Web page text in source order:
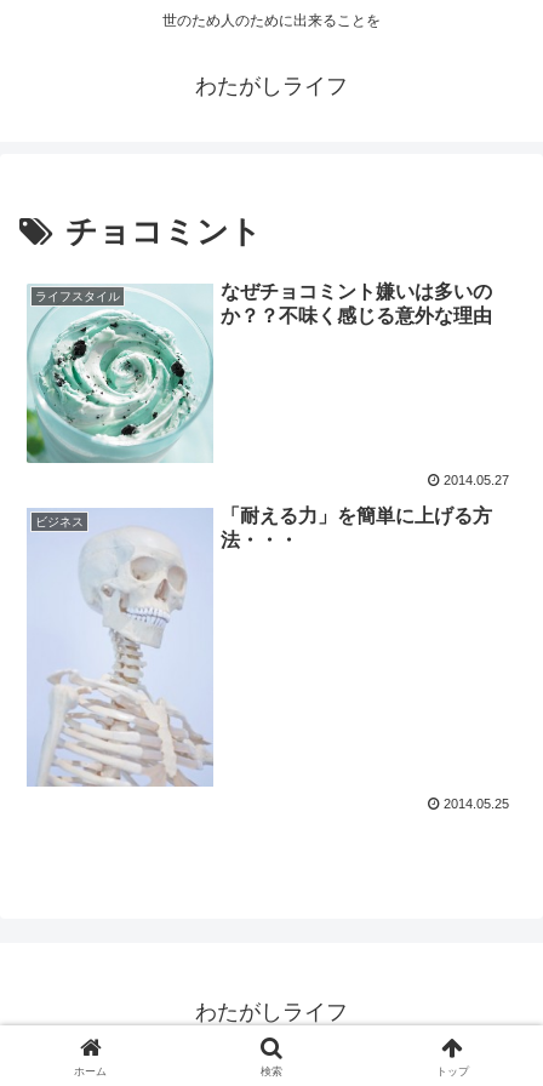
世のため人のために出来ることを
わたがしライフ
チョコミント
ライフスタイル
なぜチョコミント嫌いは多いの
か？？不味く感じる意外な理由
2014.05.27
ビジネス
「耐える力」を簡単に上げる方
法・・・
2014.05.25
わたがしライフ
© 2010 わたがしライフ.
ホーム 検索 トップ